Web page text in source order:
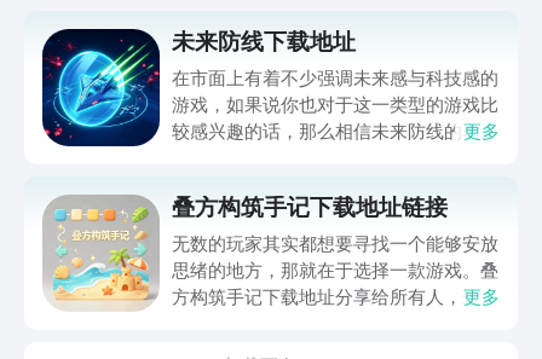
未来防线下载地址
在市面上有着不少强调未来感与科技感的
游戏，如果说你也对于这一类型的游戏比
较感兴趣的话，那么相信未来防线的名字
关链接，在最近这款游戏的热度非常之
高，无论是先进前卫的背景设定，还是紧
张有趣的战斗玩法，都吸引着不少同学的
关注，你是否也想要提前进行预约，方便
更多
叠方构筑手记下载地址链接
无数的玩家其实都想要寻找一个能够安放
思绪的地方，那就在于选择一款游戏。叠
方构筑手记下载地址分享给所有人，这一
更多